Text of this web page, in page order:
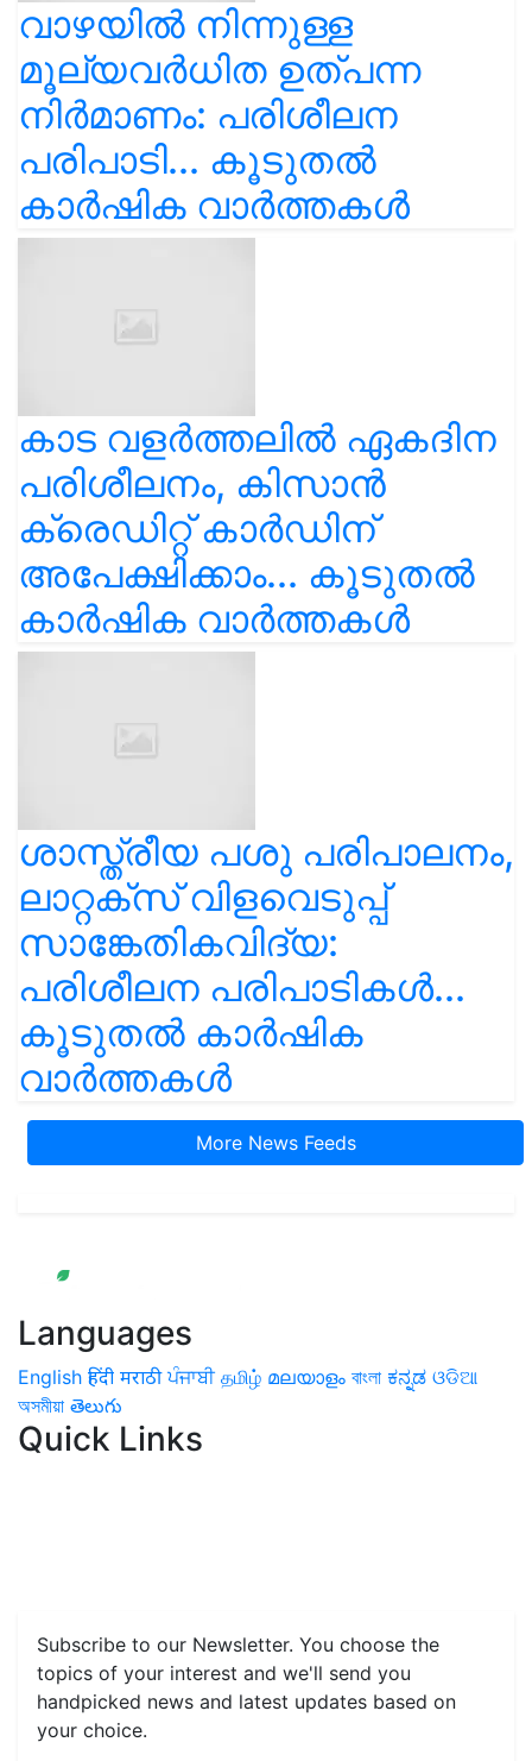
വാഴയിൽ നിന്നുള്ള
മൂല്യവർധിത ഉത്പന്ന
നിർമാണം: പരിശീലന
പരിപാടി... കൂടുതൽ
കാർഷിക വാർത്തകൾ
കാട വളര്‍ത്തലിൽ ഏകദിന
പരിശീലനം, കിസാൻ
ക്രെഡിറ്റ് കാർഡിന്
അപേക്ഷിക്കാം... കൂടുതൽ
കാർഷിക വാർത്തകൾ
ശാസ്ത്രീയ പശു പരിപാലനം,
ലാറ്റക്സ് വിളവെടുപ്പ്
സാങ്കേതികവിദ്യ:
പരിശീലന പരിപാടികൾ...
കൂടുതൽ കാർഷിക
വാർത്തകൾ
More News Feeds
Languages
English हिंदी मराठी ਪੰਜਾਬੀ தமிழ் മലയാളം বাংলা ಕನ್ನಡ ଓଡିଆ
অসমীয়া తెలుగు
Quick Links
Subscribe to our Newsletter. You choose the
topics of your interest and we'll send you
handpicked news and latest updates based on
your choice.